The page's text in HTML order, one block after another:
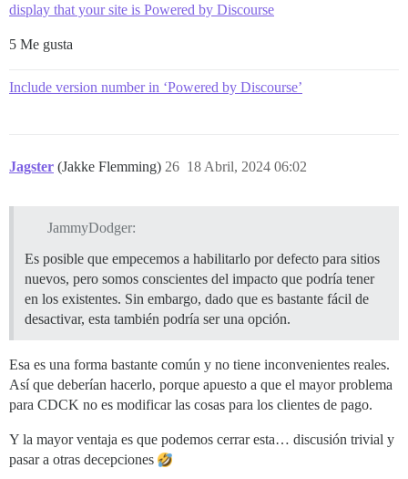
display that your site is Powered by Discourse
5 Me gusta
Include version number in ‘Powered by Discourse’
Jagster (Jakke Flemming) 18 Abril, 2024 06:02
26
JammyDodger:
Es posible que empecemos a habilitarlo por defecto para sitios
nuevos, pero somos conscientes del impacto que podría tener
en los existentes. Sin embargo, dado que es bastante fácil de
desactivar, esta también podría ser una opción.
Esa es una forma bastante común y no tiene inconvenientes reales.
Así que deberían hacerlo, porque apuesto a que el mayor problema
para CDCK no es modificar las cosas para los clientes de pago.
Y la mayor ventaja es que podemos cerrar esta… discusión trivial y
pasar a otras decepciones